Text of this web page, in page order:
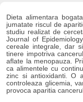
Dieta alimentara
jumatate riscul de
studiu realizat de
Journal of
cereale integrale, dar
tinere impotriva
aflate la menopauza.
ca alimentele cu
zinc si antioxidanti. O
controleaza glicemia,
provoca aparitia